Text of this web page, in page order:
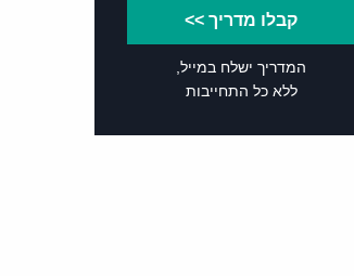
קבלו מדריך >>
המדריך ישלח במייל,
ללא כל התחייבות